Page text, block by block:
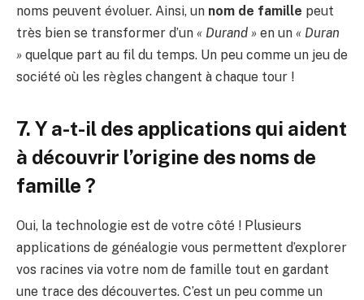
noms peuvent évoluer. Ainsi, un nom de famille peut
très bien se transformer d’un « Durand » en un « Duran
» quelque part au fil du temps. Un peu comme un jeu de
société où les règles changent à chaque tour !
7. Y a-t-il des applications qui aident
à découvrir l’origine des noms de
famille ?
Oui, la technologie est de votre côté ! Plusieurs
applications de généalogie vous permettent d’explorer
vos racines via votre nom de famille tout en gardant
une trace des découvertes. C’est un peu comme un